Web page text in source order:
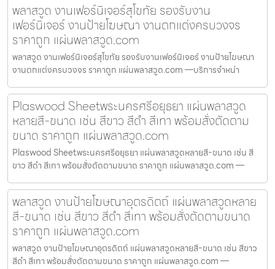
พลาสวูด งานเฟอร์นิเจอร์สุโขทัย รองรับงาน
เฟอร์นิเจอร์ งานป้ายโฆษณา งานตกแต่งครบวงจร
ราคาถูก แผ่นพลาสวูด.com
พลาสวูด งานเฟอร์นิเจอร์สุโขทัย รองรับงานเฟอร์นิเจอร์ งานป้ายโฆษณา
งานตกแต่งครบวงจร ราคาถูก แผ่นพลาสวูด.com —บริการจำหน่า
Plaswood Sheetพระนครศรีอยุธยา แผ่นพลาสวูด
หลายสี-ขนาด เช่น สีขาว สีดำ สีเทา พร้อมสั่งตัดตาม
ขนาด ราคาถูก แผ่นพลาสวูด.com
Plaswood Sheetพระนครศรีอยุธยา แผ่นพลาสวูดหลายสี-ขนาด เช่น สี
ขาว สีดำ สีเทา พร้อมสั่งตัดตามขนาด ราคาถูก แผ่นพลาสวูด.com —
พลาสวูด งานป้ายโฆษณาอุตรดิตถ์ แผ่นพลาสวูดหลาย
สี-ขนาด เช่น สีขาว สีดำ สีเทา พร้อมสั่งตัดตามขนาด
ราคาถูก แผ่นพลาสวูด.com
พลาสวูด งานป้ายโฆษณาอุตรดิตถ์ แผ่นพลาสวูดหลายสี-ขนาด เช่น สีขาว
สีดำ สีเทา พร้อมสั่งตัดตามขนาด ราคาถูก แผ่นพลาสวูด.com —